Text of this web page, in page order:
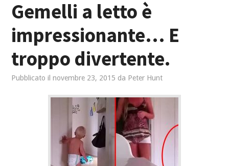
Gemelli a letto è
impressionante… E
troppo divertente.
Pubblicato ilnovembre 23, 2015 da Peter Hunt